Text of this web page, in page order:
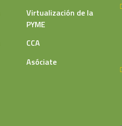
Virtualización de la
PYME
CCA
Asóciate